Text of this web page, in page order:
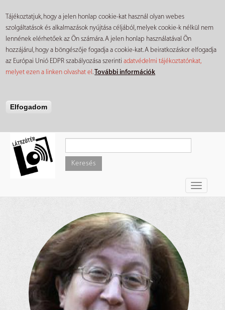
Tájékoztatjuk, hogy a jelen honlap cookie-kat használ olyan webes
szolgáltatások és alkalmazások nyújtása céljából, melyek cookie-k nélkül nem
lennének elérhetőek az Ön számára. A jelen honlap használatával Ön
hozzájárul, hogy a böngészője fogadja a cookie-kat. A beiratkozáskor elfogadja
az Európai Unió EDPR szabályozása szerintiadatvédelmi tájékoztatónkat,
melyet ezen a linken olvashat el.További információk
Elfogadom
tartalomra
Keresés
Toggle